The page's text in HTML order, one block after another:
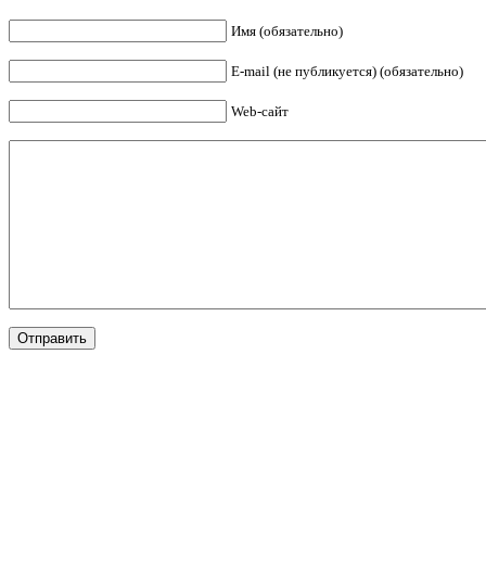
Имя (обязательно)
E-mail (не публикуется) (обязательно)
Web-сайт
Отправить